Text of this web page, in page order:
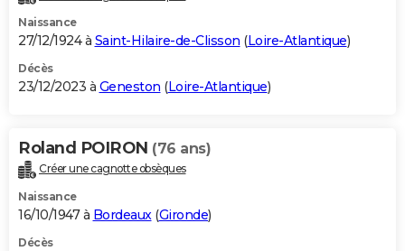
Naissance
27/12/1924 à Saint-Hilaire-de-Clisson (Loire-Atlantique)
Décès
23/12/2023 à Geneston (Loire-Atlantique)
Roland POIRON (76 ans)
Créer une cagnotte obsèques
Naissance
16/10/1947 à Bordeaux(Gironde)
Décès